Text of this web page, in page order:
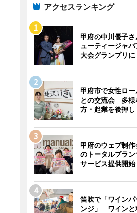
アクセスランキング
甲府の中川優子さ
ューティージャ
大会グランプリに
甲府市で女性ロー
との交流会 多様
方・起業を後押し
甲府のウェブ制作
のトータルブラン
サービス提供開始
笛吹で「ワインパ
ンジ」 ワインと